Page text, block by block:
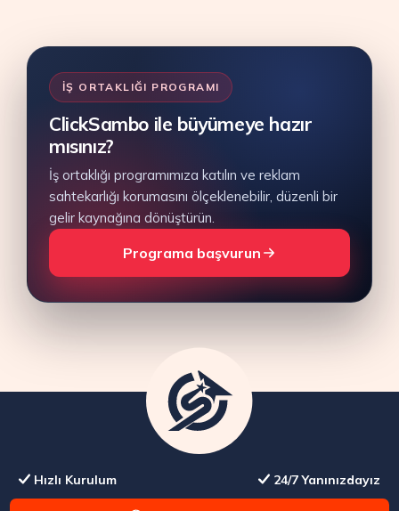
İŞ ORTAKLIĞI PROGRAMI
ClickSambo ile büyümeye hazır
mısınız?
İş ortaklığı programımıza katılın ve reklam
sahtekarlığı korumasını ölçeklenebilir, düzenli bir
gelir kaynağına dönüştürün.
Programa başvurun
Hızlı Kurulum 24/7 Yanınızdayız